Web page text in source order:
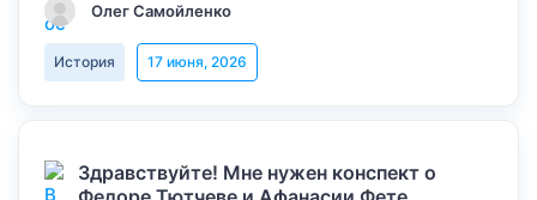
Олег Самойленко
История 17 июня, 2026
Здравствуйте! Мне нужен конспект о